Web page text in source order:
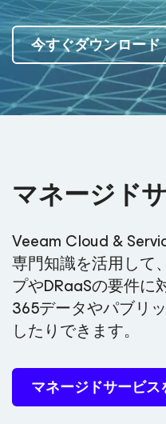
今すぐダウンロード
マネージド
Veeam Cloud &
専門知識を活用して
プやDRaaSの要件
365データやパブリ
したりできます。
マネージドサービス